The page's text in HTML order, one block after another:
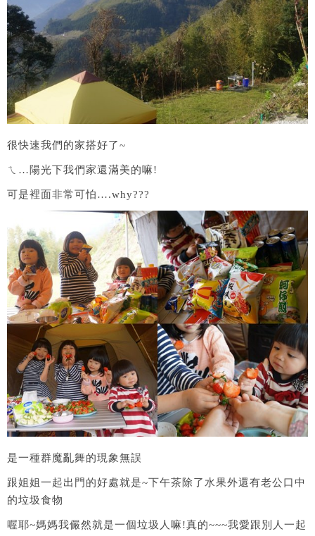
很快速我們的家搭好了~
ㄟ…陽光下我們家還滿美的嘛!
可是裡面非常可怕….why???
是一種群魔亂舞的現象無誤
跟姐姐一起出門的好處就是~下午茶除了水果外還有老公口中
的垃圾食物
喔耶~媽媽我儼然就是一個垃圾人嘛!真的~~~我愛跟別人一起